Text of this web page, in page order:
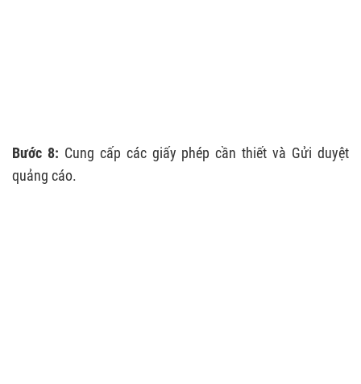
Bước 8: Cung cấp các giấy phép cần thiết và Gửi duyệt
quảng cáo.